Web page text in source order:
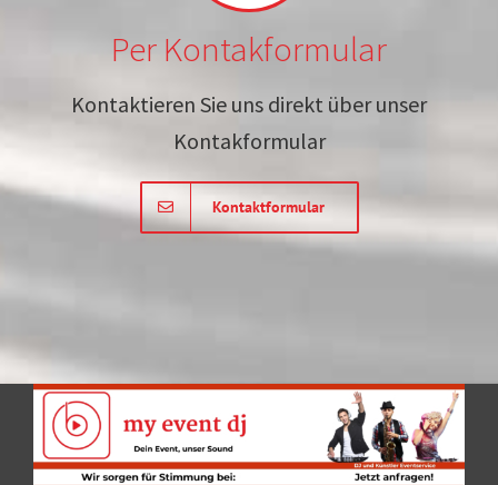
Per Kontakformular
Kontaktieren Sie uns direkt über unser
Kontakformular
Kontaktformular